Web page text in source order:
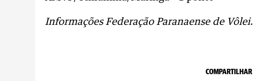
Informações Federação Paranaense de Vôlei.
COMPARTILHAR